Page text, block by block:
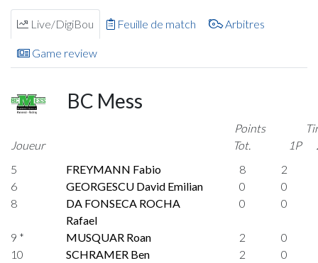
Live/DigiBou Feuille de match Arbitres
Game review
BC Mess
Joueur
Points
Tot.
1P
5
FREYMANN Fabio 8
2
6
GEORGESCU David Emilian 0
0
8
DA FONSECA ROCHA
Rafael
0 0
9 * MUSQUAR Roan 2
0
10
SCHRAMER Ben 2
0